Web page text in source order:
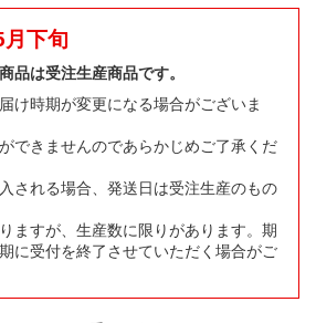
下旬
品は受注生産商品です。
け時期が変更になる場合がございま
できませんのであらかじめご了承くだ
される場合、発送日は受注生産のもの
ますが、生産数に限りがあります。期
に受付を終了させていただく場合がご